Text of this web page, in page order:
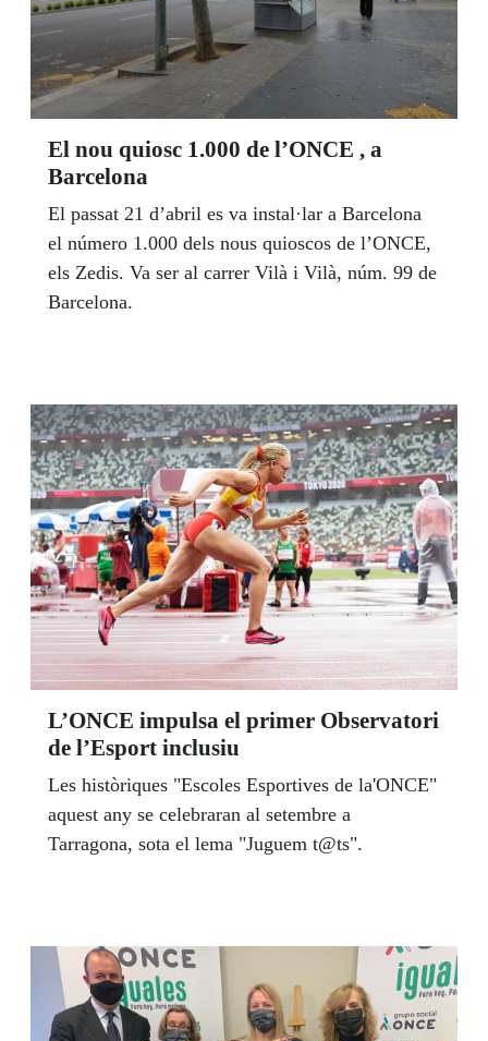
El nou quiosc 1.000 de l’ONCE , a
Barcelona
El passat 21 d’abril es va instal·lar a Barcelona
el número 1.000 dels nous quioscos de l’ONCE,
els Zedis. Va ser al carrer Vilà i Vilà, núm. 99 de
Barcelona.
L’ONCE impulsa el primer Observatori
de l’Esport inclusiu
Les històriques "Escoles Esportives de la'ONCE"
aquest any se celebraran al setembre a
Tarragona, sota el lema "Juguem t@ts".